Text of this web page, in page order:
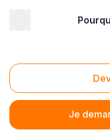
Je
Magasin de